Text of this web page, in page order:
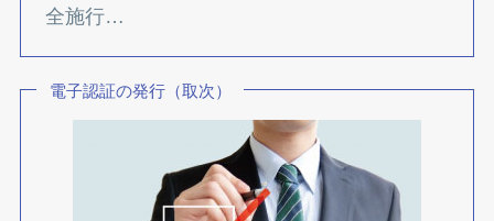
全施行…
電子認証の発行（取次）